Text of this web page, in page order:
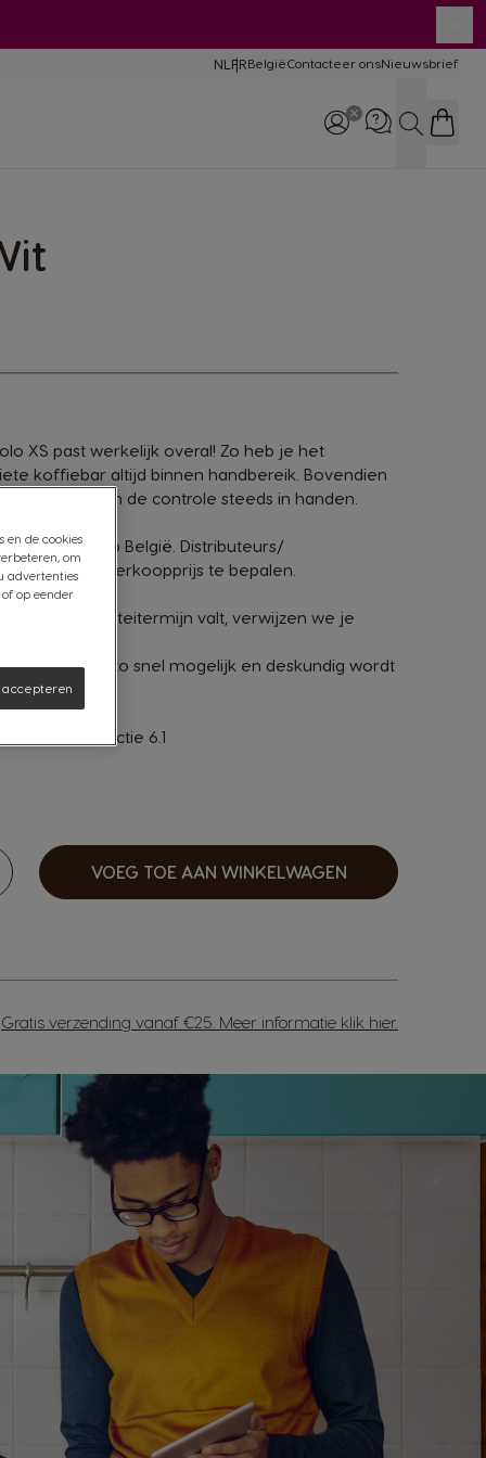
Taal
NL FRBelgiëContacteer onsNieuwsbrief
Zoeken
XS past werkelijk overal! Zo heb je het
koffiebar altijd binnen handbereik. Bovendien
de controle steeds in handen.
Groupe Seb België. Distributeurs/
vrij zelf de verkoopprijs te bepalen.
de garanteitermijn valt, verwijzen we je
je machine zo snel mogelijk en deskundig wordt
Krups.
sectie 6.1
VOEG TOE AAN WINKELWAGEN
Gratis verzending vanaf €25. Meer informatie klik hier
en de cookies
om
advertenties
op eender
accepteren